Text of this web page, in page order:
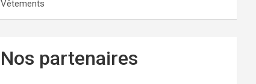
Vêtements
Nos partenaires